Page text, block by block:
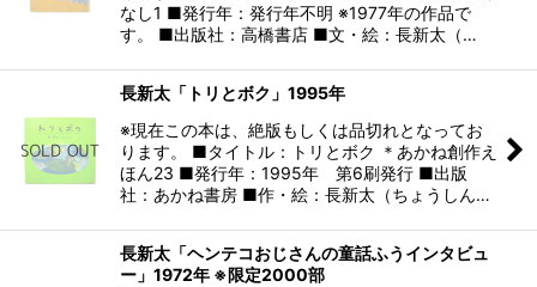
なし1 ■発行年：発行年不明 ※1977年の作品で
す。 ■出版社：高橋書店 ■文・絵：長新太（…
長新太「トリとボク」1995年
※現在この本は、絶版もしくは品切れとなってお
ります。 ■タイトル：トリとボク ＊あかね創作え
ほん23 ■発行年：1995年 第6刷発行 ■出版
社：あかね書房 ■作・絵：長新太（ちょうしん…
長新太「ヘンテコおじさんの童話ふうインタビュ
ー」1972年 ※限定2000部